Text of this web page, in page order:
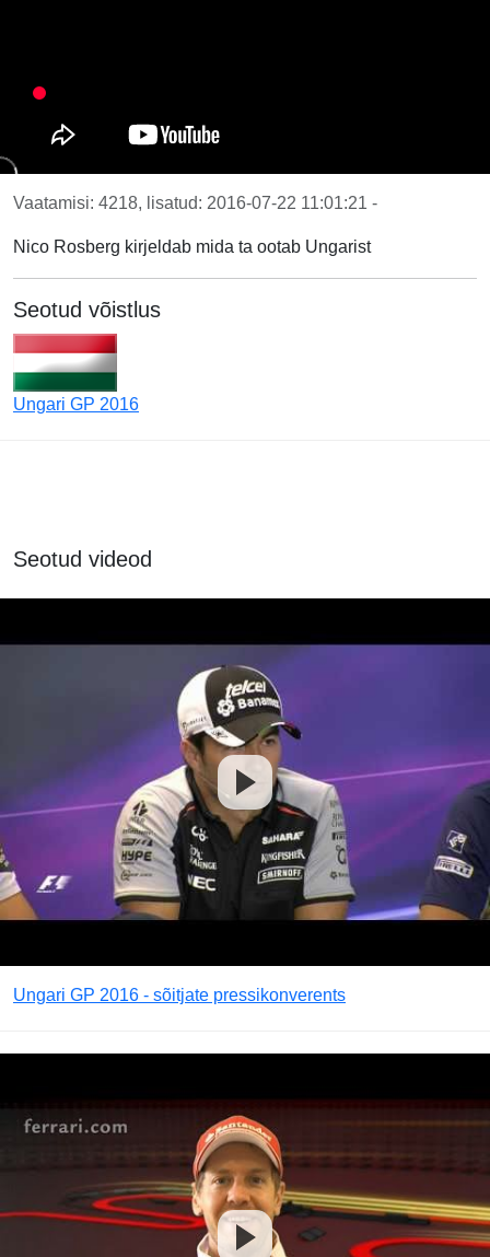
Vaatamisi: 4218, lisatud: 2016-07-22 11:01:21 -
Nico Rosberg kirjeldab mida ta ootab Ungarist
Seotud võistlus
Ungari GP 2016
Seotud videod
Ungari GP 2016 - sõitjate pressikonverents